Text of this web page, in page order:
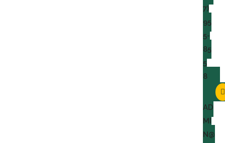
7)
95
5-
85
5
8
AD
MI
N@